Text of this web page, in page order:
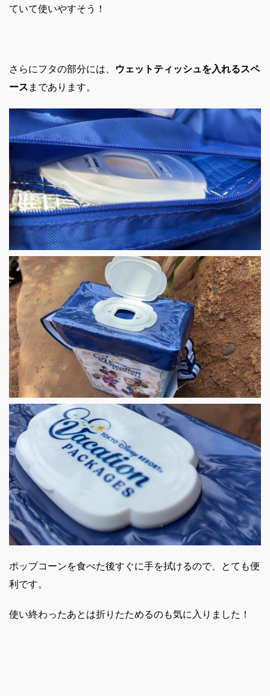
ていて使いやすそう！
さらにフタの部分には、
ウェットティッシュを入れるスペ
ース まであります。
ポップコーンを食べた後すぐに手を拭けるので、とても便
利です。
使い終わったあとは折りたためるのも気に入りました！